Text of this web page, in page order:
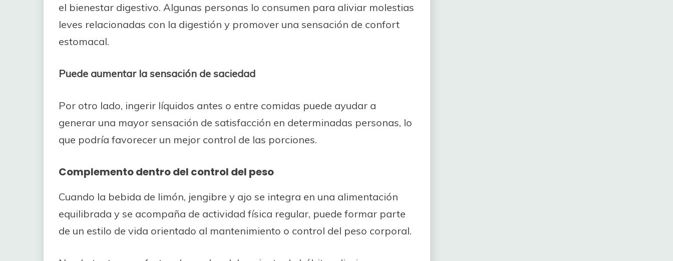
el bienestar digestivo. Algunas personas lo consumen para aliviar molestias
leves relacionadas con la digestión y promover una sensación de confort
estomacal.
Puede aumentar la sensación de saciedad
Por otro lado, ingerir líquidos antes o entre comidas puede ayudar a
generar una mayor sensación de satisfacción en determinadas personas, lo
que podría favorecer un mejor control de las porciones.
Complemento dentro del control del peso
Cuando la bebida de limón, jengibre y ajo se integra en una alimentación
equilibrada y se acompaña de actividad física regular, puede formar parte
de un estilo de vida orientado al mantenimiento o control del peso corporal.